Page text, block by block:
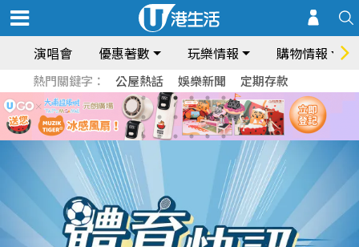
演唱會 優惠著數 玩樂情報 購物情報
熱門關鍵字： 公屋熱話 娛樂新聞 定期存款